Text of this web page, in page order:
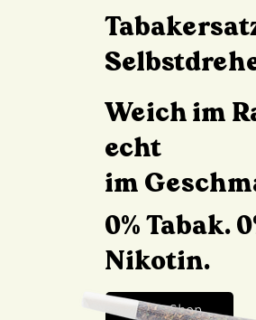
Weich im
echt
im
0% Tabak.
Nikotin.
Zum Shop